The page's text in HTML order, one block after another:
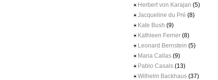
Herbert von Karajan (5)
Jacqueline du Pré (8)
Kate Bush (9)
Kathleen Ferrier (8)
Leonard Bernstein (5)
Maria Callas (9)
Pablo Casals (13)
Wilhelm Backhaus (37)